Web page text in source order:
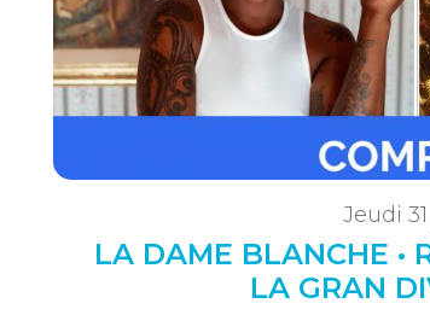
Jeudi
LA DAME BLANCHE •
LA GRAN